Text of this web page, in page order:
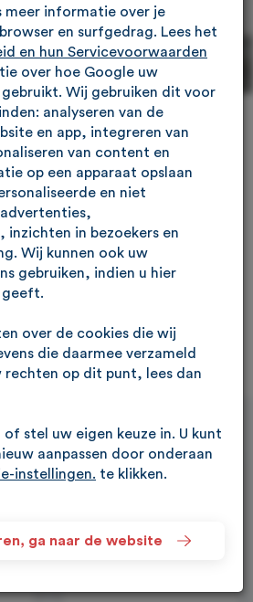
1.2 TCE
100pk
Airco, LM Velgen 15"
Veenendaal
meer informatie over je
en surfgedrag. Lees het
en hun Servicevoorwaarden
over hoe Google uw
gebruikt. Wij gebruiken dit voor
analyseren van de
en app, integreren van
van content en
op een apparaat opslaan
en niet
in bezoekers en
Wij kunnen ook uw
gebruiken, indien u hier
geeft.
over de cookies die wij
die daarmee verzameld
rechten op dit punt, lees dan
stel uw eigen keuze in. U kunt
aanpassen door onderaan
instellingen. te klikken.
ga naar de website